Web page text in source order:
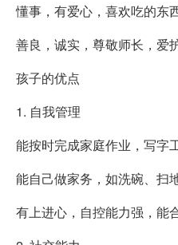
懂事，有爱心，喜欢吃的东
善良，诚实，尊敬师长，爱
孩子的优点
1. 自我管理
能按时完成家庭作业，写字
能自己做家务，如洗碗、扫
有上进心，自控能力强，能